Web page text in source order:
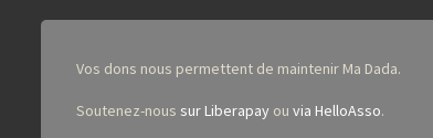
Vos dons nous permettent de maintenir Ma Dada.
Soutenez-nous sur Liberapayou via HelloAsso.